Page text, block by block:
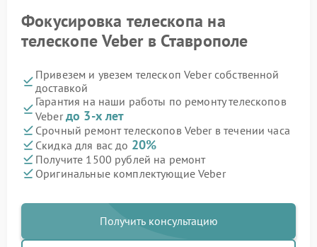
Фокусировка телескопа на
телескопе Veber в Ставрополе
Привезем и увезем телескоп Veber собственной
доставкой
Гарантия на наши работы по ремонту телескопов
Veberдо 3-х лет
Срочный ремонт телескопов Veber в течении часа
Скидка для вас до 20%
Получите 1500 рублей на ремонт
Оригинальные комплектующие Veber
Получить консультацию